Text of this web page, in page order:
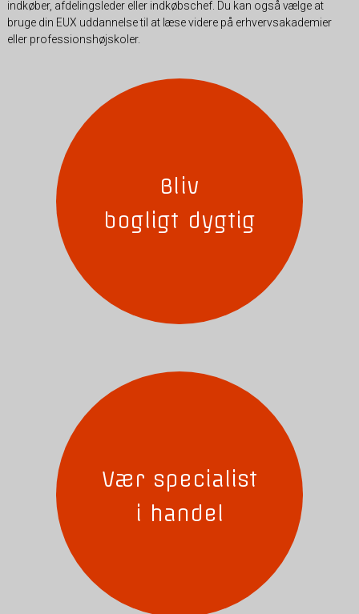
indkøber, afdelingsleder eller indkøbschef. Du kan også vælge at
bruge din EUX uddannelse til at læse videre på erhvervsakademier
eller professionshøjskoler.
Bliv
bogligt dygtig
Vær specialist
i handel